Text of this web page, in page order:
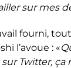
sur mes
fourni,
l’avoue : «
Twitter, ça